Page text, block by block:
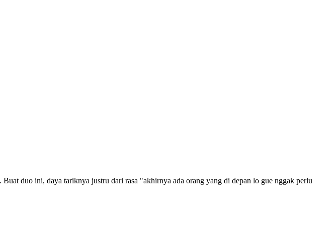
duo ini, daya tariknya justru dari rasa "akhirnya ada orang yang di depan lo gue nggak perlu